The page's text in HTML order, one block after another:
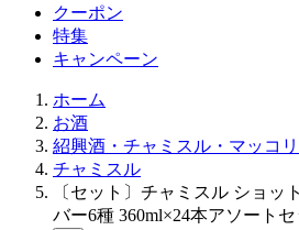
クーポン
特集
キャンペーン
ホーム
お酒
紹興酒・チャミスル・マッコリ
チャミスル
〔セット〕チャミスル ショッ
バー6種 360ml×24本アソートセ